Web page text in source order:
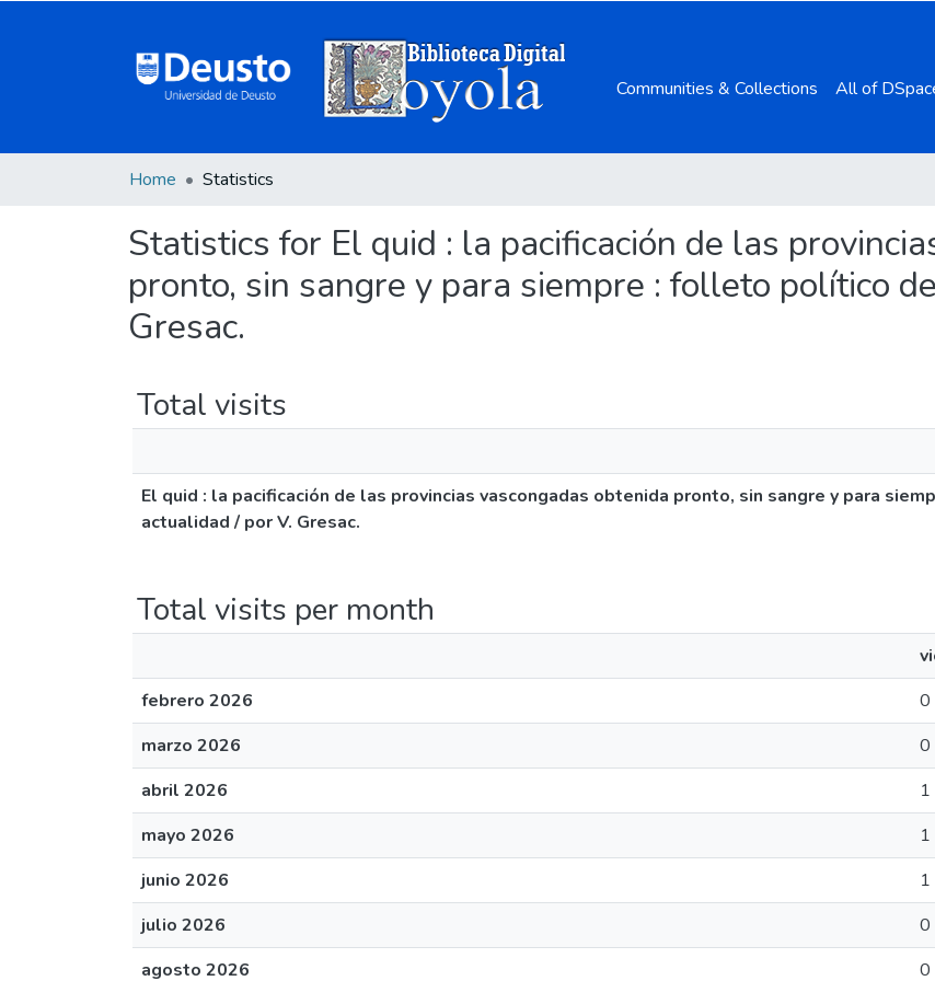
Communities & Collections All of
Home Statistics
Statistics for El quid : la pacificación de las
pronto, sin sangre y para siempre : folleto político
Gresac.
Total visits
El quid : la pacificación de las provincias vascongadas obtenida pronto, sin sangre y para
actualidad / por V. Gresac.
Total visits per month
febrero 2026
0
marzo 2026
0
abril 2026
1
mayo 2026
1
junio 2026
1
julio 2026
0
agosto 2026
0